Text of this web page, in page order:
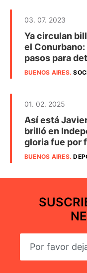
03. 07. 2023
Ya circulan
el
pasos para
BUENOS AIRES.
01. 02. 2025
Así está
brilló en
gloria fue por
BUENOS AIRES.